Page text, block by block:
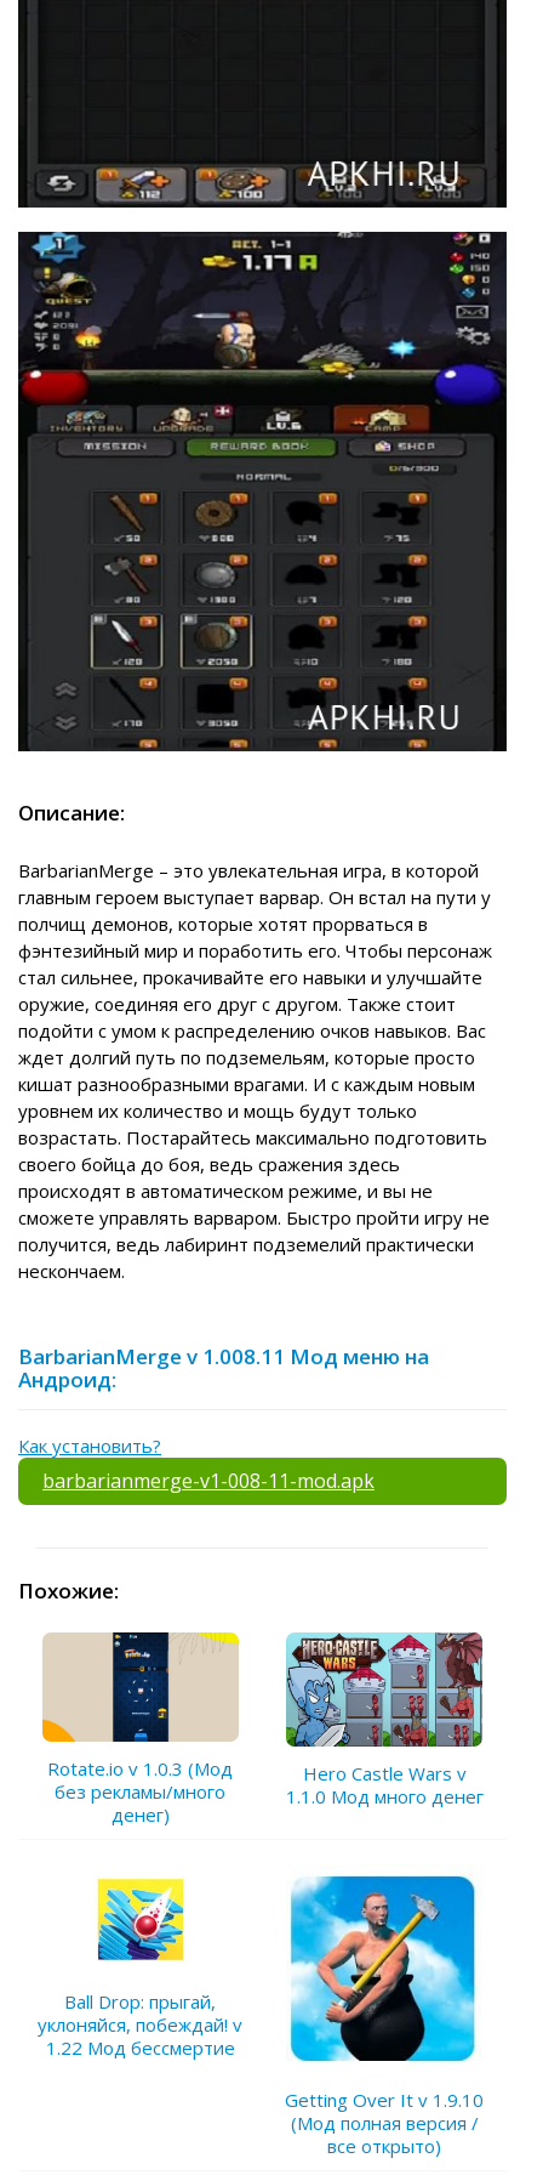
Описание:
BarbarianMerge – это увлекательная игра, в которой
главным героем выступает варвар. Он встал на пути у
полчищ демонов, которые хотят прорваться в
фэнтезийный мир и поработить его. Чтобы персонаж
стал сильнее, прокачивайте его навыки и улучшайте
оружие, соединяя его друг с другом. Также стоит
подойти с умом к распределению очков навыков. Вас
ждет долгий путь по подземельям, которые просто
кишат разнообразными врагами. И с каждым новым
уровнем их количество и мощь будут только
возрастать. Постарайтесь максимально подготовить
своего бойца до боя, ведь сражения здесь
происходят в автоматическом режиме, и вы не
сможете управлять варваром. Быстро пройти игру не
получится, ведь лабиринт подземелий практически
нескончаем.
BarbarianMerge v 1.008.11 Мод меню на
Андроид:
Как установить?
barbarianmerge-v1-008-11-mod.apk
Похожие:
Rotate.io v 1.0.3 (Мод
без рекламы/много
денег)
Hero Castle Wars v
1.1.0 Мод много денег
Ball Drop: прыгай,
уклоняйся, побеждай! v
1.22 Мод бессмертие
Getting Over It v 1.9.10
(Мод полная версия /
все открыто)